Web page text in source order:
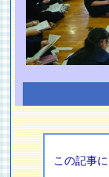
この記事